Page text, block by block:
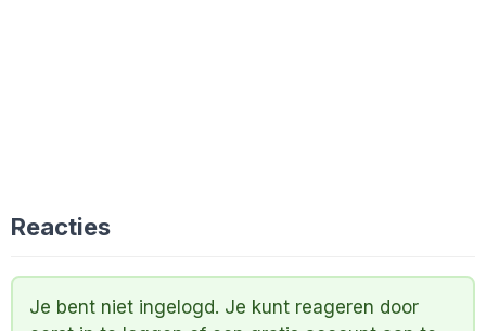
Reacties
Je bent niet ingelogd. Je kunt reageren door